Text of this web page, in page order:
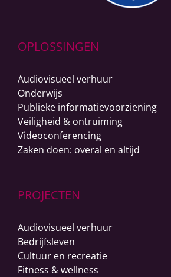
OPLOSSINGEN
Audiovisueel verhuur
Onderwijs
Publieke informatievoorziening
Veiligheid & ontruiming
Videoconferencing
Zaken doen: overal en altijd
PROJECTEN
Audiovisueel verhuur
Bedrijfsleven
Cultuur en recreatie
Fitness & wellness